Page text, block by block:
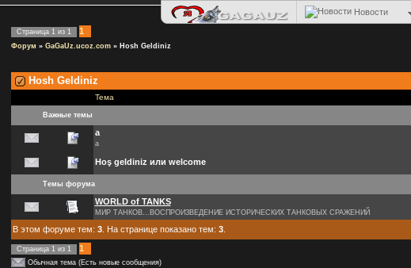
Страница 1из 1 1
Форум » GaGaUz.ucoz.com » Hosh Geldiniz
Hosh Geldiniz
Тема
Важные темы
а
а
Hoş geldiniz или welcome
Темы форума
WORLD of TANKS
МИР ТАНКОВ...ВОСПРОИЗВЕДЕНИЕ ИСТОРИЧЕСКИХ ТАНКОВЫХ СРАЖЕНИЙ
В этом форуме тем: 3. На странице показано тем: 3.
Страница 1из 1 1
Обычная тема (Есть новые сообщения)
Новости